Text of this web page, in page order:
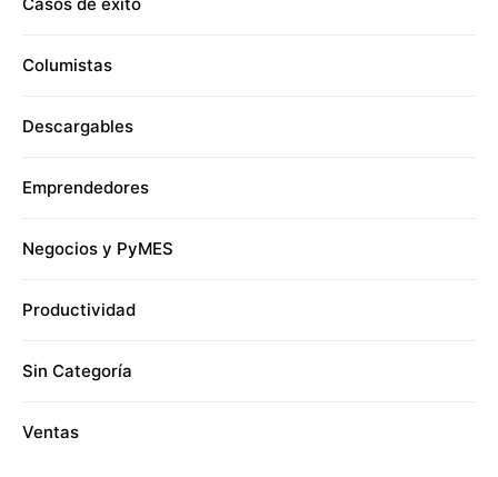
Columistas
Descargables
Emprendedores
Negocios y PyMES
Productividad
Sin Categoría
Ventas